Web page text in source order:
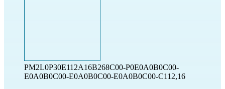
PM2L0P30E112A16B268C00-P0E0A0B0C00-
E0A0B0C00-E0A0B0C00-E0A0B0C00-C112,16